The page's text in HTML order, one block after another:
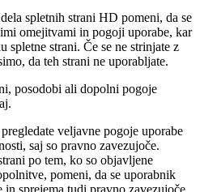
spletnih strani HD pomeni, da se
omejitvami in pogoji uporabe, kar
spletne strani. Če se ne strinjate z
da teh strani ne uporabljate.
posodobi ali dopolni pogoje
veljavne pogoje uporabe
saj so pravno zavezujoče.
po tem, ko so objavljene
pomeni, da se uporabnik